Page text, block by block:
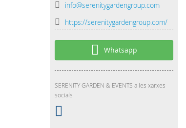
info@serenitygardengroup.com
https://serenitygardengroup.com/
Whatsapp
SERENITY GARDEN & EVENTS a les xarxes
socials